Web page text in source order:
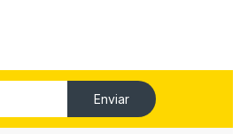
Enviar